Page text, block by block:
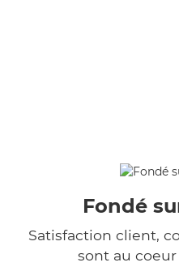
Fondé
Satisfaction client,
sont au